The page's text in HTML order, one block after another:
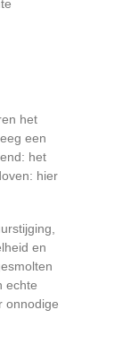
het
een
het
hier
en
echte
onnodige